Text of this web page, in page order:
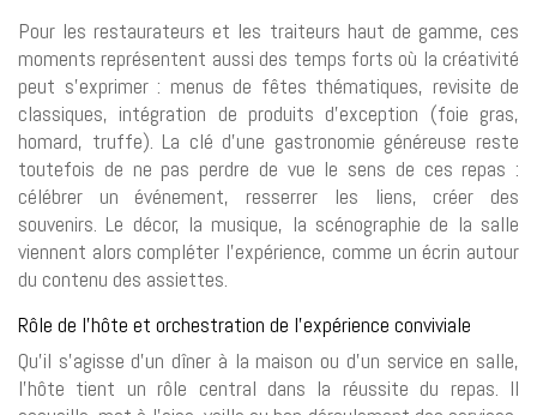
Pour les restaurateurs et les traiteurs haut de gamme, ces
moments représentent aussi des temps forts où la créativité
peut s’exprimer : menus de fêtes thématiques, revisite de
classiques, intégration de produits d’exception (foie gras,
homard, truffe). La clé d’une gastronomie généreuse reste
toutefois de ne pas perdre de vue le sens de ces repas :
célébrer un événement, resserrer les liens, créer des
souvenirs. Le décor, la musique, la scénographie de la salle
viennent alors compléter l’expérience, comme un écrin autour
du contenu des assiettes.
Rôle de l’hôte et orchestration de l’expérience conviviale
Qu’il s’agisse d’un dîner à la maison ou d’un service en salle,
l’hôte tient un rôle central dans la réussite du repas. Il